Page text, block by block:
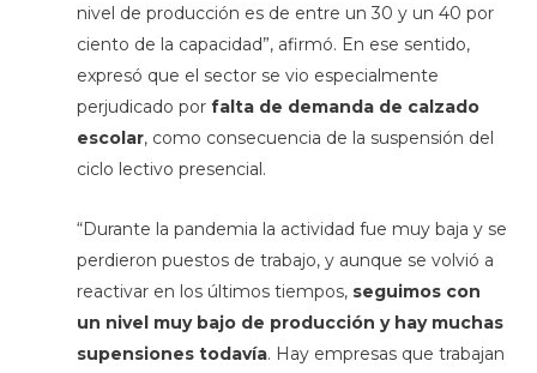
nivel de producción es de entre un 30 y un 40 por
ciento de la capacidad”, afirmó. En ese sentido,
expresó que el sector se vio especialmente
perjudicado porfalta de demanda de calzado
escolar, como consecuencia de la suspensión del
ciclo lectivo presencial.
“Durante la pandemia la actividad fue muy baja y se
perdieron puestos de trabajo, y aunque se volvió a
reactivar en los últimos tiempos, seguimos con
un nivel muy bajo de producción y hay muchas
supensiones todavía. Hay empresas que trabajan